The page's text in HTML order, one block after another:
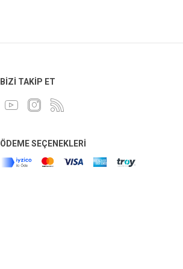
BIZI TAKIP ET
ÖDEME SEÇENEKLERI